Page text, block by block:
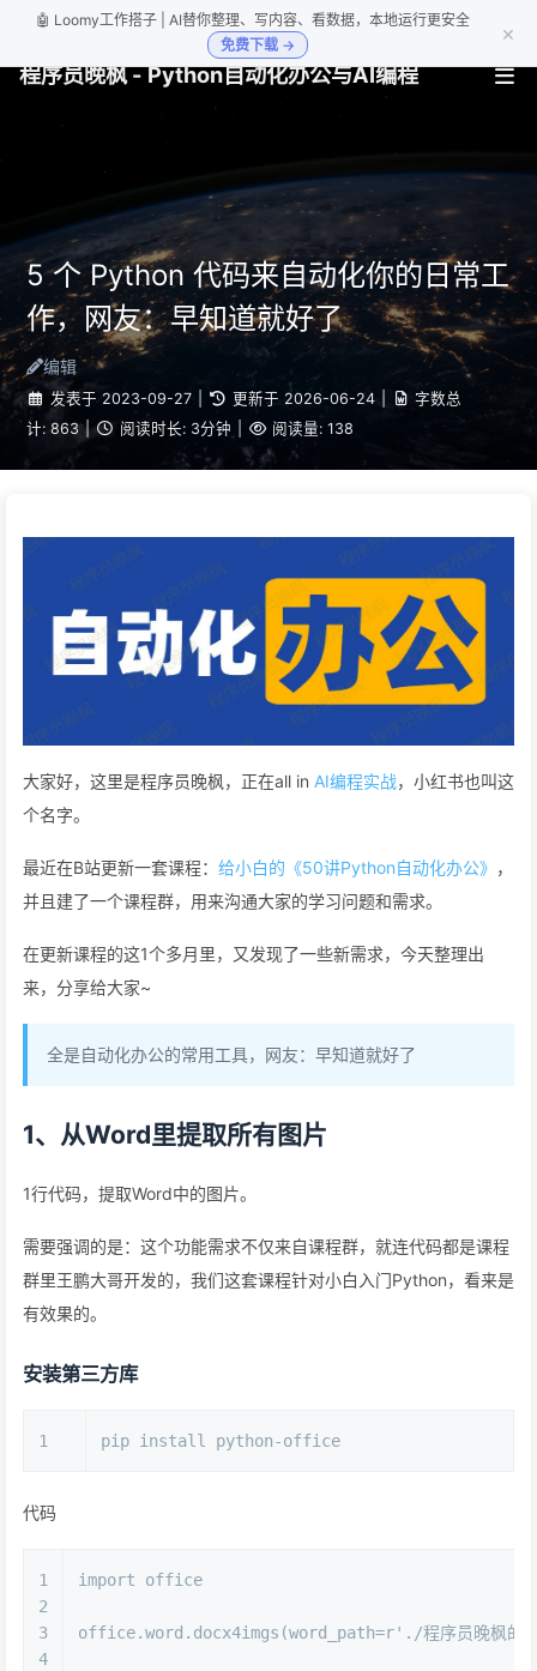
🤖 Loomy工作搭子 | AI替你整理、写内容、看数据，本地运行更安全
免费下载 →
×
程序员晚枫 - Python自动化办公与AI编程
5 个 Python 代码来自动化你的日常工
作，网友：早知道就好了
编辑
发表于 2023-09-27 更新于 2026-06-24
字数总
计: 863 | 阅读时长: 3分钟 阅读量: 138
大家好，这里是程序员晚枫，正在all in AI编程实战，小红书也叫这
个名字。
最近在B站更新一套课程： 给小白的《50讲Python自动化办公》 ，
并且建了一个课程群，用来沟通大家的学习问题和需求。
在更新课程的这1个多月里，又发现了一些新需求，今天整理出
来，分享给大家~
全是自动化办公的常用工具，网友：早知道就好了
1、从Word里提取所有图片
1行代码，提取Word中的图片。
需要强调的是：这个功能需求不仅来自课程群，就连代码都是课程
群里王鹏大哥开发的，我们这套课程针对小白入门Python，看来是
有效果的。
安装第三方库
1 pip install python-office
代码
1
2
3
4
import office
office.word.docx4imgs(word_path=r'./程序员晚